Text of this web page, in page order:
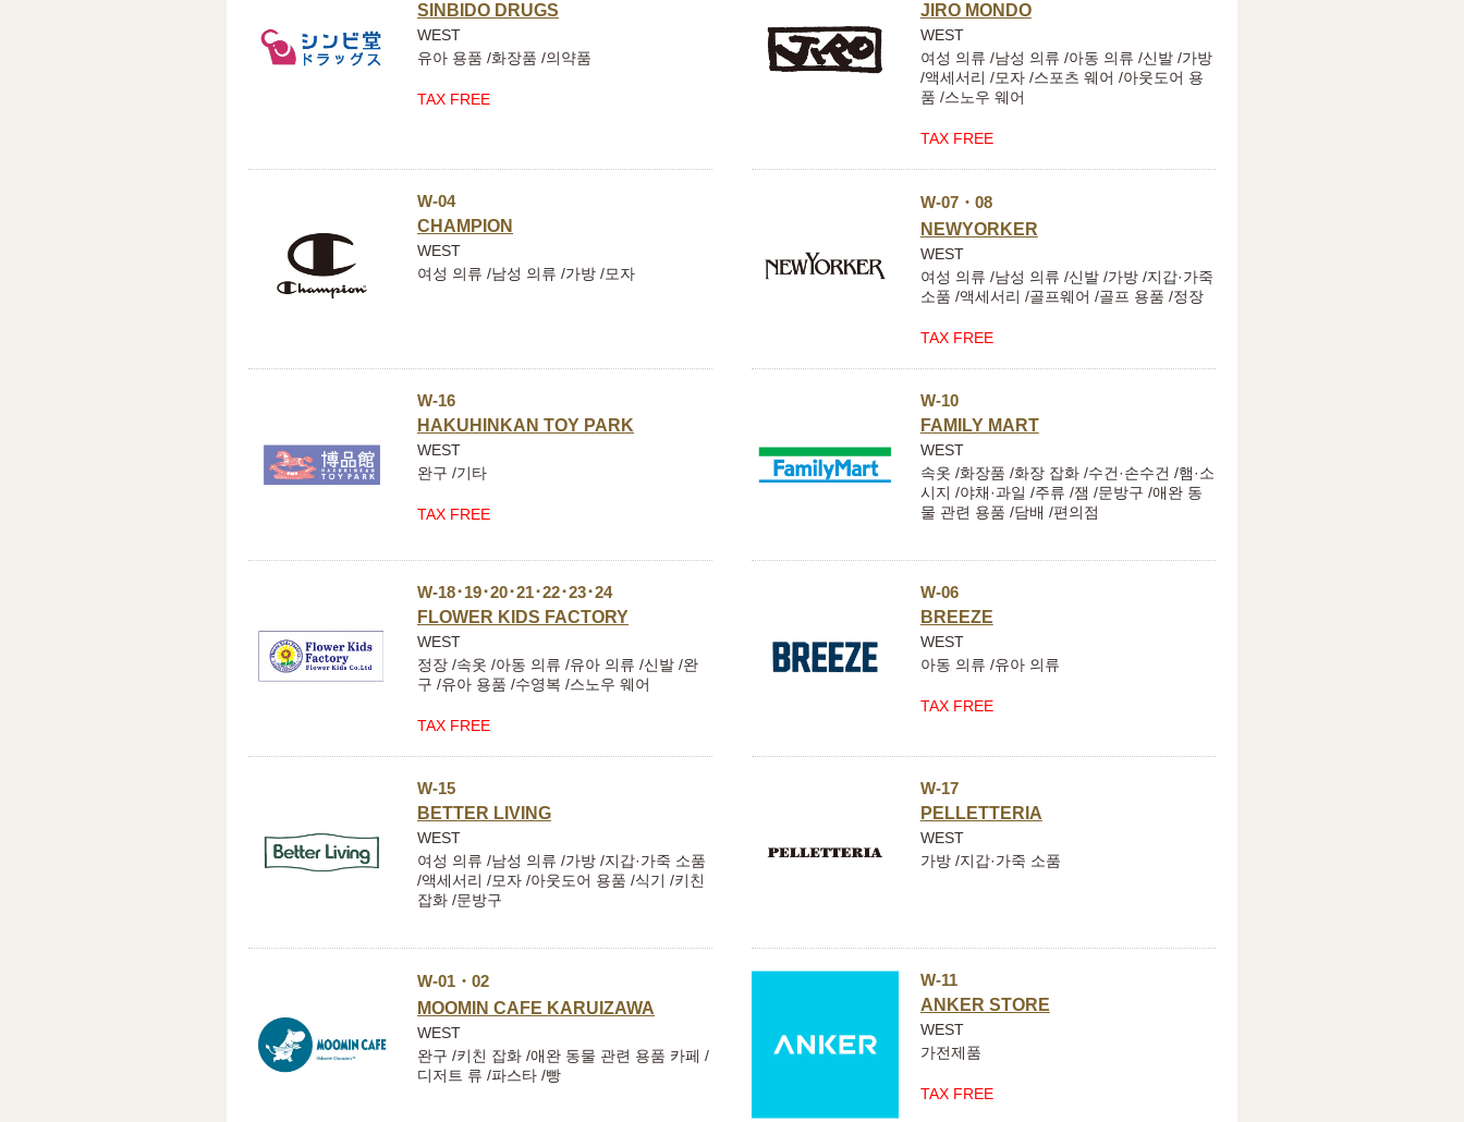
SINBIDO DRUGS
WEST
유아 용품 /화장품 /의약품
TAX FREE
JIRO MONDO
WEST
여성 의류 /남성 의류 /아동 의류 /신발 /가방
/액세서리 /모자 /스포츠 웨어 /아웃도어 용
품 /스노우 웨어
TAX FREE
W-04
CHAMPION
WEST
여성 의류 /남성 의류 /가방 /모자
W-07・08
NEWYORKER
WEST
여성 의류 /남성 의류 /신발 /가방 /지갑·가죽
소품 /액세서리 /골프웨어 /골프 용품 /정장
TAX FREE
W-16
HAKUHINKAN TOY PARK
WEST
완구 /기타
TAX FREE
W-10
FAMILY MART
WEST
속옷 /화장품 /화장 잡화 /수건·손수건 /햄·소
시지 /야채·과일 /주류 /잼 /문방구 /애완 동
물 관련 용품 /담배 /편의점
W-18･19･20･21･22･23･24
FLOWER KIDS FACTORY
WEST
정장 /속옷 /아동 의류 /유아 의류 /신발 /완
구 /유아 용품 /수영복 /스노우 웨어
TAX FREE
W-06
BREEZE
WEST
아동 의류 /유아 의류
TAX FREE
W-15
BETTER LIVING
WEST
여성 의류 /남성 의류 /가방 /지갑·가죽 소품
/액세서리 /모자 /아웃도어 용품 /식기 /키친
잡화 /문방구
W-17
PELLETTERIA
WEST
가방 /지갑·가죽 소품
W-01・02
MOOMIN CAFE KARUIZAWA
WEST
완구 /키친 잡화 /애완 동물 관련 용품 카페 /
디저트 류 /파스타 /빵
W-11
ANKER STORE
WEST
가전제품
TAX FREE